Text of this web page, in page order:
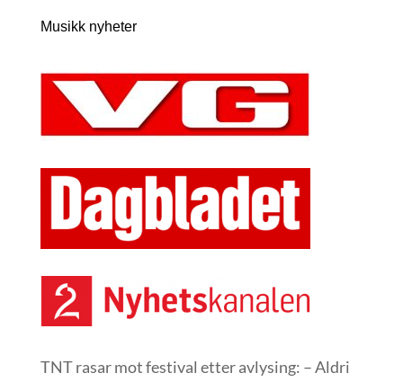
Musikk nyheter
TNT rasar mot festival etter avlysing: – Aldri